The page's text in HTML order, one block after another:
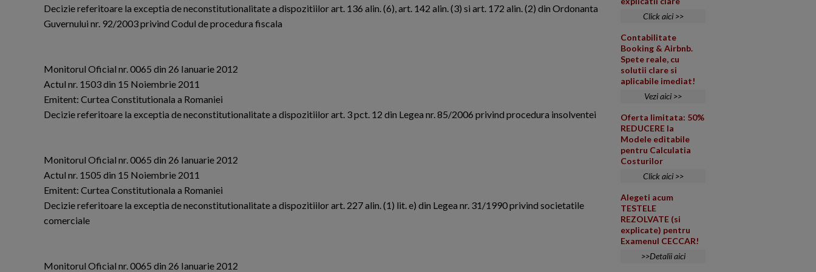
Decizie referitoare la exceptia de neconstitutionalitate a dispozitiilor art. 136 alin. (6), art. 142 alin. (3) si art. 172 alin. (2) din Ordonanta
Guvernului nr. 92/2003 privind Codul de procedura fiscala
Monitorul Oficial nr. 0065 din 26 Ianuarie 2012
Actul nr. 1503 din 15 Noiembrie 2011
Emitent: Curtea Constitutionala a Romaniei
Decizie referitoare la exceptia de neconstitutionalitate a dispozitiilor art. 3 pct. 12 din Legea nr. 85/2006 privind procedura insolventei
Monitorul Oficial nr. 0065 din 26 Ianuarie 2012
Actul nr. 1505 din 15 Noiembrie 2011
Emitent: Curtea Constitutionala a Romaniei
Decizie referitoare la exceptia de neconstitutionalitate a dispozitiilor art. 227 alin. (1) lit. e) din Legea nr. 31/1990 privind societatile
comerciale
Monitorul Oficial nr. 0065 din 26 Ianuarie 2012
Click aici >>
Contabilitate
Booking & Airbnb.
Spete reale, cu
solutii clare si
aplicabile imediat!
Vezi aici >>
Oferta limitata: 50%
REDUCERE la
Modele editabile
pentru Calculatia
Costurilor
Click aici >>
Alegeti acum
TESTELE
REZOLVATE (si
explicate) pentru
Examenul CECCAR!
>>Detalii aici